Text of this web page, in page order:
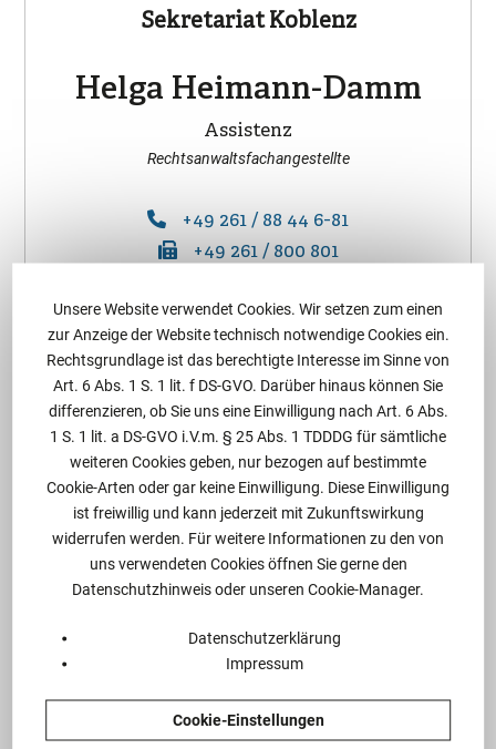
Sekretariat Koblenz
Helga Heimann-Damm
Assistenz
Rechtsanwaltsfachangestellte
+49 261 / 88 44 6-81
+49 261 / 800 801
Praxisgruppen
Eigentum (IP)
Unsere Website verwendet Cookies. Wir setzen zum einen
zur Anzeige der Website technisch notwendige Cookies ein.
Rechtsgrundlage ist das berechtigte Interesse im Sinne von
Art. 6 Abs. 1 S. 1 lit. f DS-GVO. Darüber hinaus können Sie
differenzieren, ob Sie uns eine Einwilligung nach Art. 6 Abs.
1 S. 1 lit. a DS-GVO i.V.m. § 25 Abs. 1 TDDDG für sämtliche
weiteren Cookies geben, nur bezogen auf bestimmte
Cookie-Arten oder gar keine Einwilligung. Diese Einwilligung
ist freiwillig und kann jederzeit mit Zukunftswirkung
widerrufen werden. Für weitere Informationen zu den von
uns verwendeten Cookies öffnen Sie gerne den
Datenschutzhinweis oder unseren Cookie-Manager.
Datenschutzerklärung
Impressum
Cookie-Einstellungen